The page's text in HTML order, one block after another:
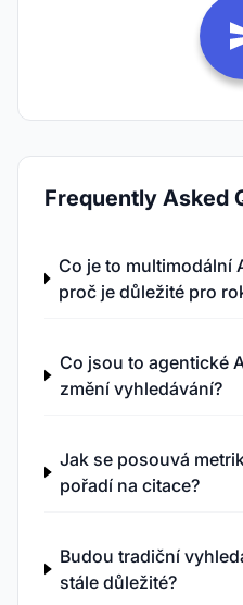
Frequently Asked
Co je to multimodální
proč je důležité pro
Co jsou to agentické
změní vyhledávání?
Jak se posouvá
pořadí na citace?
Budou tradiční
stále důležité?